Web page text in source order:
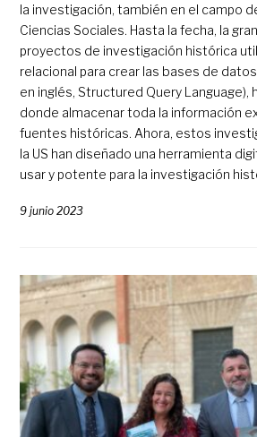
la investigación, también en el campo
Ciencias Sociales. Hasta la fecha, la
proyectos de investigación histórica
relacional para crear las bases de
en inglés, Structured Query Language),
donde almacenar toda la información
fuentes históricas. Ahora, estos
la US han diseñado una herramienta
usar y potente para la investigación
9 junio 2023